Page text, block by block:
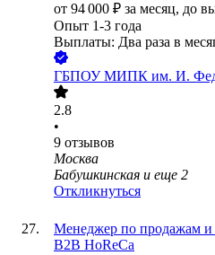
от 94 000 ₽ за месяц, до
Опыт 1-3 года
Выплаты: Два раза в
ГБПОУ МИПК им. И.
2.8
•
9 отзывов
Москва
Бабушкинская и еще 2
Откликнуться
Менеджер по продажам
B2B HoReCa